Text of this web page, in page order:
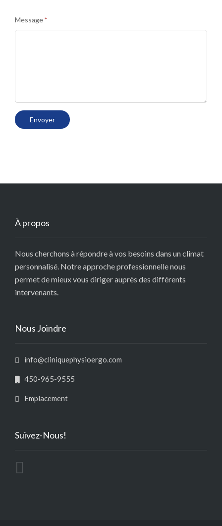
Message*
À propos
Nous cherchons à répondre à vos besoins dans un climat
personnalisé. Notre approche professionnelle nous
permet de mieux vous diriger auprès des différents
intervenants.
Nous Joindre
info@cliniquephysioergo.com
450-965-9555
Emplacement
Suivez-Nous!